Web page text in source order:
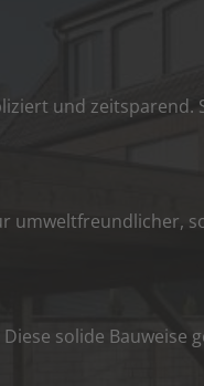
und zeitsparend.
umweltfreundlicher,
solide Bauweise